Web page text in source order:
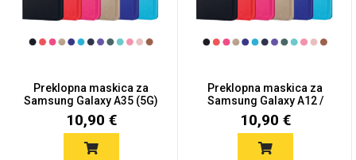
Preklopna maskica za
Samsung Galaxy A35 (5G)
-...
10,90 €
Preklopna maskica za
Samsung Galaxy A12 /
M12...
10,90 €